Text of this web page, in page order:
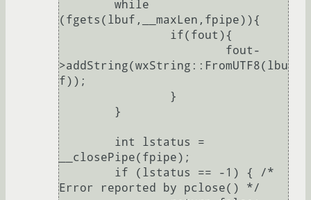
(fgets(lbuf,__maxLen,fpipe)){
>addString(wxString::FromUTF8(lbu
f));
__closePipe(fpipe);
Error reported by pclose() */